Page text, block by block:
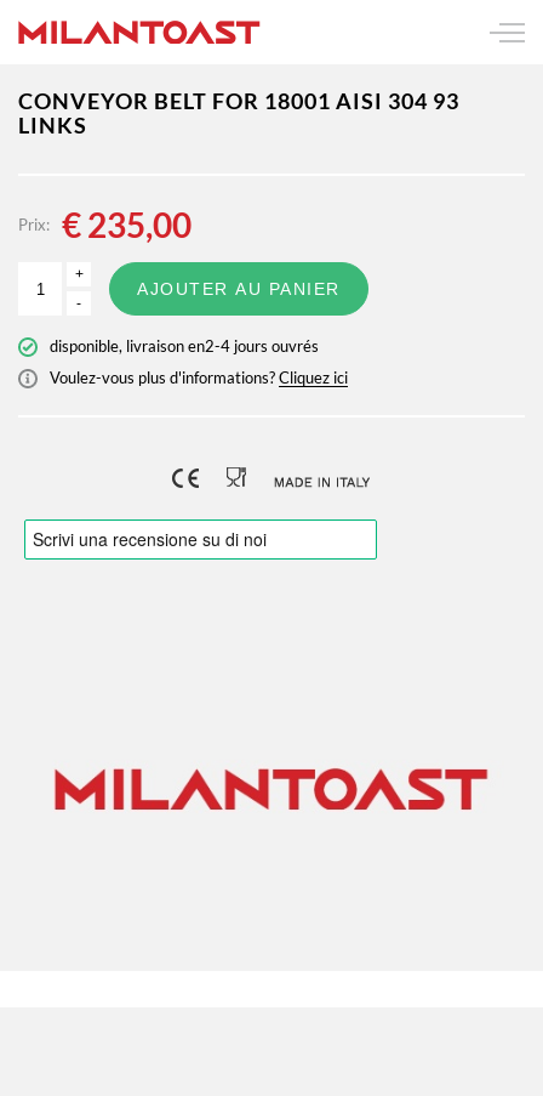
CONVEYOR BELT FOR 18001 AISI 304 93
LINKS
Prix: €235,00
+
-
AJOUTER AU PANIER
disponible, livraison en2-4 jours ouvrés
Voulez-vous plus d'informations?Cliquez ici